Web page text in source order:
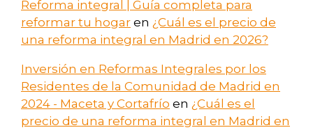
Reforma integral | Guía completa para
reformar tu hogar en ¿Cuál es el precio de
una reforma integral en Madrid en 2026?
Inversión en Reformas Integrales por los
Residentes de la Comunidad de Madrid en
2024 - Maceta y Cortafrío en ¿Cuál es el
precio de una reforma integral en Madrid en